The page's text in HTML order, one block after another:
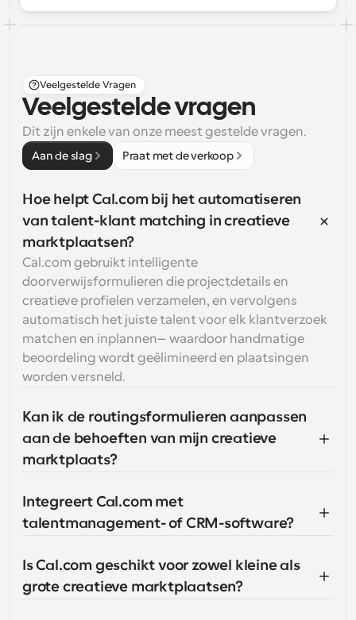
Veelgestelde Vragen
Veelgestelde vragen
Dit zijn enkele van onze meest gestelde vragen.
Aan de slag Praat met de verkoop
Hoe helpt Cal.com bij het automatiseren
van talent-klant matching in creatieve
marktplaatsen?
Cal.com gebruikt intelligente
doorverwijsformulieren die projectdetails en
creatieve profielen verzamelen, en vervolgens
automatisch het juiste talent voor elk klantverzoek
matchen en inplannen—waardoor handmatige
beoordeling wordt geëlimineerd en plaatsingen
worden versneld.
Kan ik de routingsformulieren aanpassen
aan de behoeften van mijn creatieve
marktplaats?
Integreert Cal.com met
talentmanagement- of CRM-software?
Is Cal.com geschikt voor zowel kleine als
grote creatieve marktplaatsen?